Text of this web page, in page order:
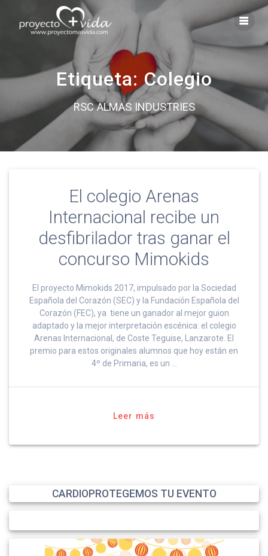
contenido
Etiqueta:Colegio
RSC ALMAS INDUSTRIES
El colegio Arenas
Internacional recibe un
desfibrilador tras ganar el
concurso Mimokids
El proyecto Mimokids 2017, impulsado por la Sociedad
Española del Corazón (SEC) y la Fundación Española del
Corazón (FEC), ya tiene un ganador al mejor guion
adaptado y la mejor interpretación escénica: el colegio
Arenas Internacional, de Coste Teguise, Lanzarote. El
premio para estos originales alumnos que hoy están en
4º de Primaria, es un …
Leer más
CARDIOPROTEGEMOS TU EVENTO